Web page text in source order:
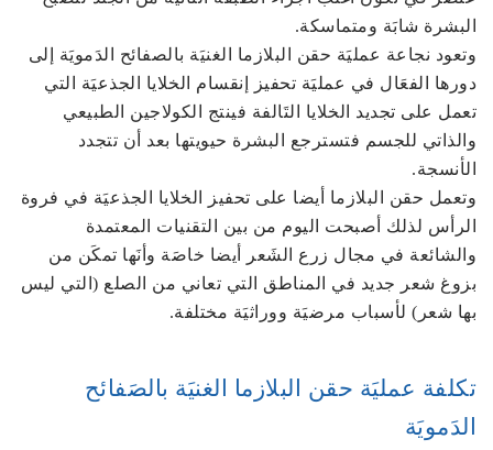
البشرة شابَة ومتماسكة.
وتعود نجاعة عمليَة حقن البلازما الغنيَة بالصفائح الدَمويَة إلى
دورها الفعَال في عمليَة تحفيز إنقسام الخلايا الجذعيَة التي
تعمل على تجديد الخلايا التَالفة فينتج الكولاجين الطبيعي
والذاتي للجسم فتسترجع البشرة حيويتها بعد أن تتجدد
الأنسجة.
وتعمل حقن البلازما أيضا على تحفيز الخلايا الجذعيَة في فروة
الرأس لذلك أصبحت اليوم من بين التقنيات المعتمدة
والشائعة في مجال زرع الشَعر أيضا خاصَة وأنَها تمكَن من
بزوغ شعر جديد في المناطق التي تعاني من الصلع (التي ليس
بها شعر) لأسباب مرضيَة ووراثيَة مختلفة.
تكلفة عمليَة حقن البلازما الغنيَة بالصَفائح
الدَمويَة